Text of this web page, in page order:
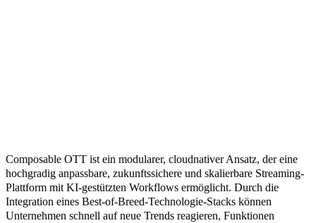
Composable OTT ist ein modularer, cloudnativer Ansatz, der eine
hochgradig anpassbare, zukunftssichere und skalierbare Streaming-
Plattform mit KI-gestützten Workflows ermöglicht. Durch die
Integration eines Best-of-Breed-Technologie-Stacks können
Unternehmen schnell auf neue Trends reagieren, Funktionen